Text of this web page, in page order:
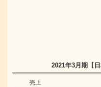
2021年3月期 【
売上